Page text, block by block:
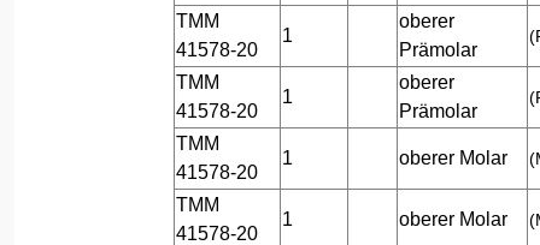
TMM
41578-20
1
oberer
Prämolar
TMM
41578-20
1
oberer
Prämolar
TMM
41578-20
1 oberer Molar
TMM
41578-20
1 oberer Molar